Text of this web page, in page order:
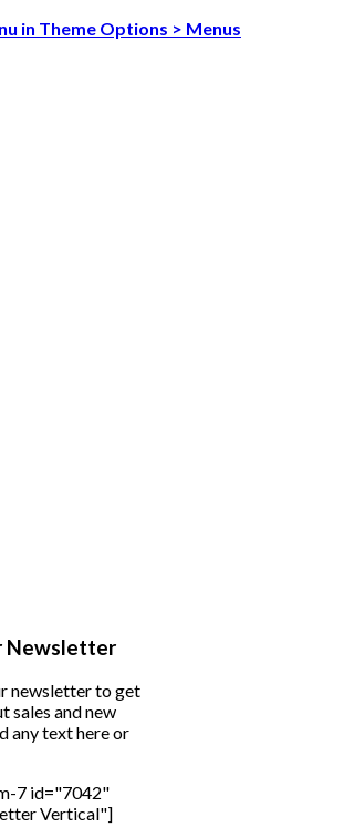
in Theme Options > Menus
Newsletter
newsletter to get
sales and new
any text here or
7 id="7042"
Vertical"]